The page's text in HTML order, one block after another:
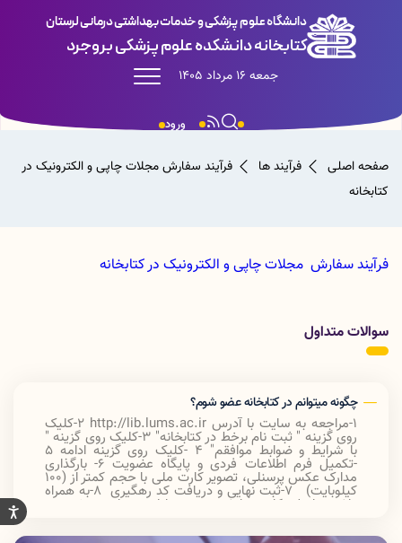
دانشگاه علوم پزشکی و خدمات بهداشتی درمانی لرستان
کتابخانه دانشکده علوم پزشکی بروجرد
جمعه 16 مرداد 1405
ورود
صفحه اصلی فرآیند ها
فرآیند سفارش مجلات چاپی و الکترونیک در
کتابخانه
فرآیند سفارش مجلات چاپی و الکترونیک در کتابخانه
سوالات متداول
چگونه میتوانم در کتابخانه عضو شوم؟
1-مراجعه به سایت با آدرس http://lib.lums.ac.ir 2-کلیک
روی گزینه " ثبت نام برخط در کتابخانه" 3-کلیک روی گزینه "
با شرایط و ضوابط موافقم" 4 -کلیک روی گزینه ادامه 5
-تکمیل فرم اطلاعات فردی و پایگاه عضویت 6- بارگذاری
مدارک عکس پرسنلی، تصویر کارت ملی با حجم کمتر از (100
کیلوبایت) 7-ثبت نهایی و دریافت کد رهگیری 8-به همراه
داشتن اصل کارت دانشجویی در اولین مراجعه خود به
عضویت